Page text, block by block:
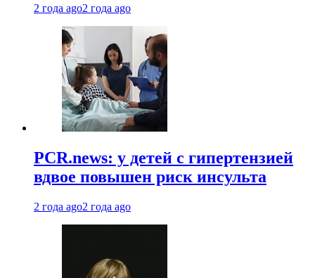
2 года ago2 года ago
PCR.news: у детей с гипертензией
вдвое повышен риск инсульта
2 года ago2 года ago